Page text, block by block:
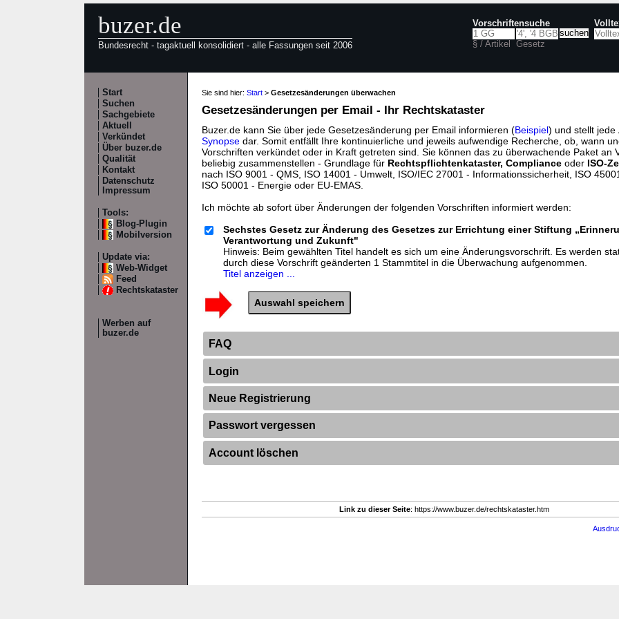
buzer.de
Bundesrecht - tagaktuell konsolidiert - alle Fassungen seit 2006
Vorschriftensuche
§ / Artikel Gesetz
Start
Suchen
Sachgebiete
Aktuell
Verkündet
Über buzer.de
Qualität
Kontakt
Datenschutz
Impressum
Tools:
Blog-Plugin
Mobilversion
Update via:
Web-Widget
Feed
Rechtskataster
Werben auf
buzer.de
Sie sind hier: Start > Gesetzesänderungen überwachen
Gesetzesänderungen per Email - Ihr Rechtskataster
Buzer.de kann Sie über jede Gesetzesänderung per Email informieren (Beispiel) und stellt jede
Synopse dar. Somit entfällt Ihre kontinuierliche und jeweils aufwendige Recherche, ob, wann
Vorschriften verkündet oder in Kraft getreten sind. Sie können das zu überwachende Paket an
beliebig zusammenstellen - Grundlage für Rechtspflichtenkataster, Compliance oder ISO-
nach ISO 9001 - QMS, ISO 14001 - Umwelt, ISO/IEC 27001 - Informationssicherheit, ISO
ISO 50001 - Energie oder EU-EMAS.
Ich möchte ab sofort über Änderungen der folgenden Vorschriften informiert werden:
Sechstes Gesetz zur Änderung des Gesetzes zur Errichtung einer Stiftung
Verantwortung und Zukunft"
Hinweis: Beim gewählten Titel handelt es sich um eine Änderungsvorschrift. Es werden
durch diese Vorschrift geänderten 1 Stammtitel in die Überwachung aufgenommen.
Titel anzeigen ...
FAQ
Login
Neue Registrierung
Passwort vergessen
Account löschen
Link zu dieser Seite: https://www.buzer.de/rechtskataster.htm